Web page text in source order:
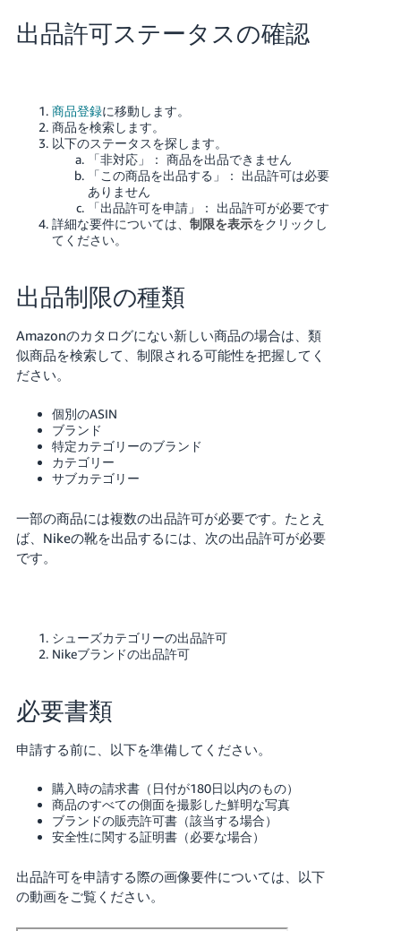
出品許可ステータスの確認
商品登録に移動します。
商品を検索します。
以下のステータスを探します。
「非対応」： 商品を出品できません
「この商品を出品する」： 出品許可は必要
ありません
「出品許可を申請」： 出品許可が必要です
詳細な要件については、 制限を表示をクリックし
てください。
出品制限の種類
Amazonのカタログにない新しい商品の場合は、類
似商品を検索して、制限される可能性を把握してく
ださい。
個別のASIN
ブランド
特定カテゴリーのブランド
カテゴリー
サブカテゴリー
一部の商品には複数の出品許可が必要です。たとえ
ば、Nikeの靴を出品するには、次の出品許可が必要
です。
シューズカテゴリーの出品許可
Nikeブランドの出品許可
必要書類
申請する前に、以下を準備してください。
購入時の請求書（日付が180日以内のもの）
商品のすべての側面を撮影した鮮明な写真
ブランドの販売許可書（該当する場合）
安全性に関する証明書（必要な場合）
出品許可を申請する際の画像要件については、以下
の動画をご覧ください。